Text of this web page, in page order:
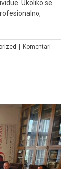
Ukoliko se
| Komentari